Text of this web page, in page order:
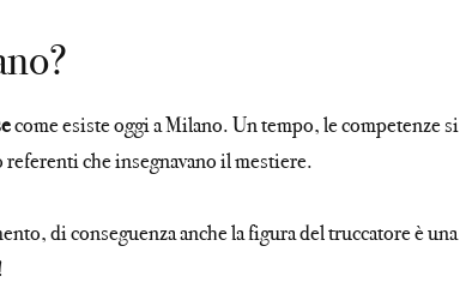
come esiste oggi a Milano. Un tempo, le competenze si
referenti che insegnavano il mestiere.
di conseguenza anche la figura del truccatore è una